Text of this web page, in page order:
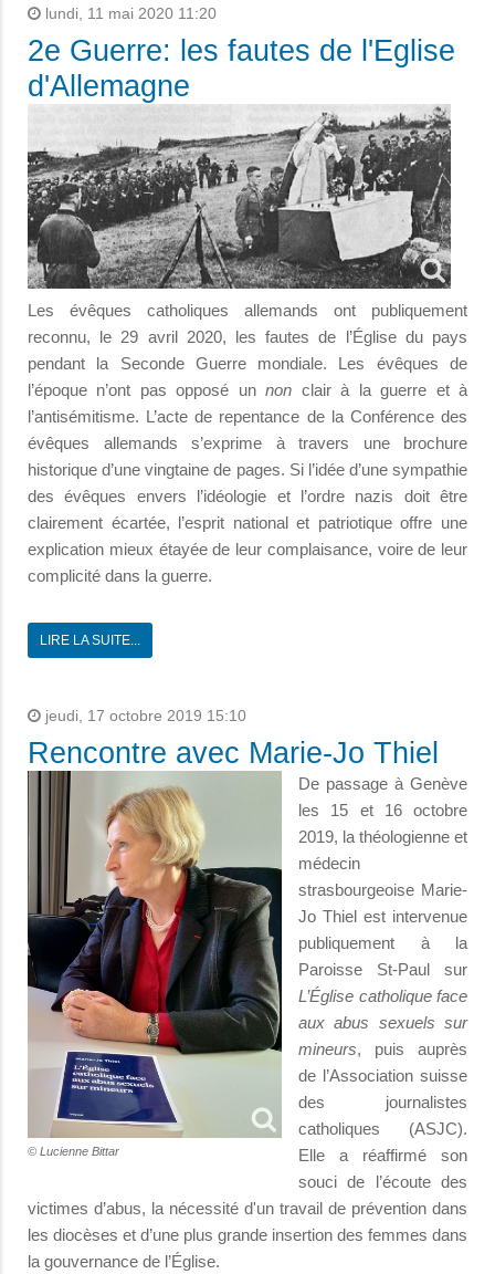
lundi, 11 mai 2020 11:20
2e Guerre: les fautes de l'Eglise
d'Allemagne
Les évêques catholiques allemands ont publiquement
reconnu, le 29 avril 2020, les fautes de l’Église du pays
pendant la Seconde Guerre mondiale. Les évêques de
l’époque n’ont pas opposé unnon clair à la guerre et à
l’antisémitisme. L’acte de repentance de la Conférence des
évêques allemands s’exprime à travers une brochure
historique d’une vingtaine de pages. Si l’idée d’une sympathie
des évêques envers l’idéologie et l’ordre nazis doit être
clairement écartée, l’esprit national et patriotique offre une
explication mieux étayée de leur complaisance, voire de leur
complicité dans la guerre.
LIRE LA SUITE...
jeudi, 17 octobre 2019 15:10
Rencontre avec Marie-Jo Thiel
© Lucienne Bittar
De passage à Genève
les 15 et 16 octobre
2019, la théologienne et
médecin
strasbourgeoise Marie-
Jo Thiel est intervenue
publiquement à la
Paroisse St-Paul sur
L’Église catholique face
aux abus sexuels sur
mineurs, puis auprès
de l’Association suisse
des journalistes
catholiques (ASJC).
Elle a réaffirmé son
souci de l’écoute des
victimes d’abus, la nécessité d'un travail de prévention dans
les diocèses et d’une plus grande insertion des femmes dans
la gouvernance de l’Église.